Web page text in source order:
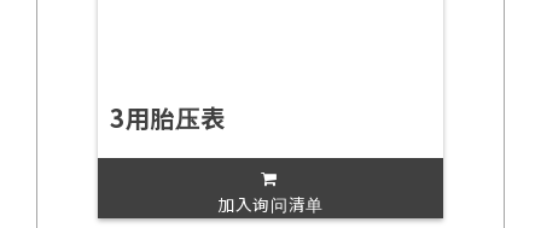
3用胎压表
加入询问清单